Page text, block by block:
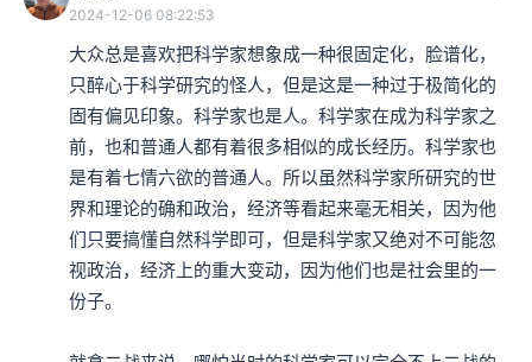
2024-12-06 08:22:53
大众总是喜欢把科学家想象成一种很固定化，脸谱化，
只醉心于科学研究的怪人，但是这是一种过于极简化的
固有偏见印象。科学家也是人。科学家在成为科学家之
前，也和普通人都有着很多相似的成长经历。科学家也
是有着七情六欲的普通人。所以虽然科学家所研究的世
界和理论的确和政治，经济等看起来毫无相关，因为他
们只要搞懂自然科学即可，但是科学家又绝对不可能忽
视政治，经济上的重大变动，因为他们也是社会里的一
份子。